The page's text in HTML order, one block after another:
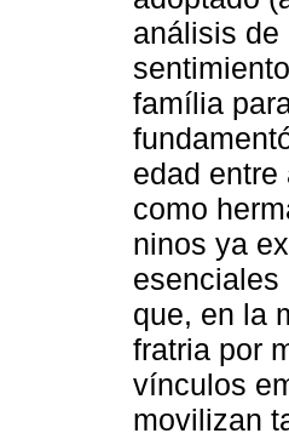
análisis de
família
edad
como
ninos ya
esenciales
que, en la
fratria por
vínculos
movilizan